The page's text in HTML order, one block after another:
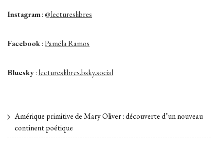
Instagram:@lectureslibres
Facebook:Paméla Ramos
Bluesky: lectureslibres.bsky.social
Amérique primitive de Mary Oliver : découverte d’un nouveau
continent poétique